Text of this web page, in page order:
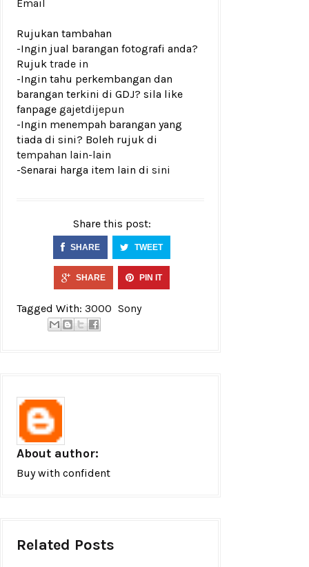
Email
Rujukan tambahan
-Ingin jual barangan fotografi anda?
Rujuk trade in
-Ingin tahu perkembangan dan
barangan terkini di GDJ? sila like
fanpage gajetdijepun
-Ingin menempah barangan yang
tiada di sini? Boleh rujuk di
tempahan lain-lain
-Senarai harga item lain di sini
Share this post:
SHARE TWEET
SHARE PIN IT
Tagged With: 3000 Sony
About author:
Buy with confident
Related Posts